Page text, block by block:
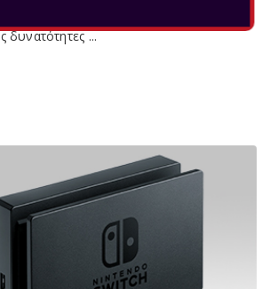
επιπλέον παίκτες στο παιχνίδι και να
δυνατότητες ...